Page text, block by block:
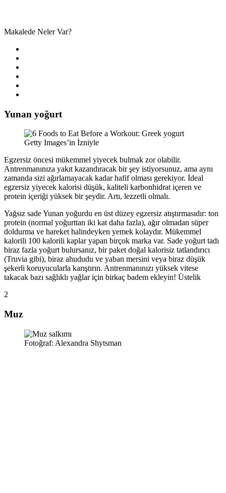
Makalede Neler Var?
Yunan yoğurt
Getty Images’in İzniyle
Egzersiz öncesi mükemmel yiyecek bulmak zor olabilir.
Antrenmanınıza yakıt kazandıracak bir şey istiyorsunuz, ama aynı
zamanda sizi ağırlamayacak kadar hafif olması gerekiyor. İdeal
egzersiz yiyecek kalorisi düşük, kaliteli karbonhidrat içeren ve
protein içeriği yüksek bir şeydir. Artı, lezzetli olmalı.
Yağsız sade Yunan yoğurdu en üst düzey egzersiz atıştırmasıdır: ton
protein (normal yoğurttan iki kat daha fazla), ağır olmadan süper
doldurma ve hareket halindeyken yemek kolaydır. Mükemmel
kalorili 100 kalorili kaplar yapan birçok marka var. Sade yoğurt tadı
biraz fazla yoğurt bulursanız, bir paket doğal kalorisiz tatlandırıcı
(Truvia gibi), biraz ahududu ve yaban mersini veya biraz düşük
şekerli koruyucularla karıştırın. Antrenmanınızı yüksek vitese
takacak bazı sağlıklı yağlar için birkaç badem ekleyin! Üstelik
2
Muz
Fotoğraf: Alexandra Shytsman